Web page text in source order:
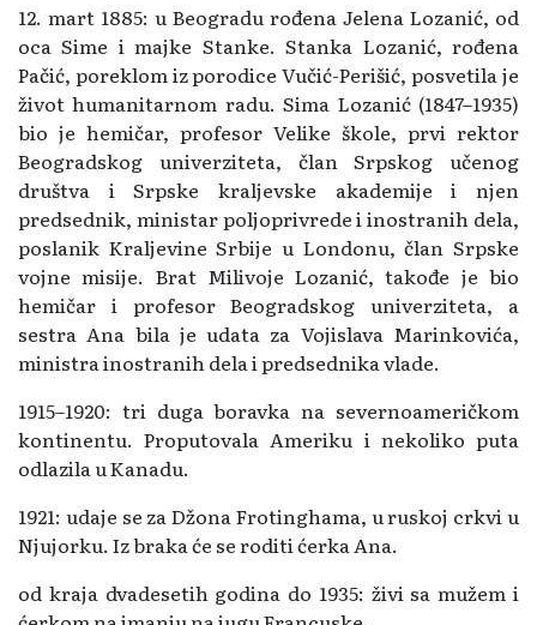
12. mart 1885: u Beogradu rođena Jelena Lozanić, od
oca Sime i majke Stanke. Stanka Lozanić, rođena
Pačić, poreklom iz porodice Vučić-Perišić, posvetila je
život humanitarnom radu. Sima Lozanić (1847–1935)
bio je hemičar, profesor Velike škole, prvi rektor
Beogradskog univerziteta, član Srpskog učenog
društva i Srpske kraljevske akademije i njen
predsednik, ministar poljoprivrede i inostranih dela,
poslanik Kraljevine Srbije u Londonu, član Srpske
vojne misije. Brat Milivoje Lozanić, takođe je bio
hemičar i profesor Beogradskog univerziteta, a
sestra Ana bila je udata za Vojislava Marinkovića,
ministra inostranih dela i predsednika vlade.
1915–1920: tri duga boravka na severnoameričkom
kontinentu. Proputovala Ameriku i nekoliko puta
odlazila u Kanadu.
1921: udaje se za Džona Frotinghama, u ruskoj crkvi u
Njujorku. Iz braka će se roditi ćerka Ana.
od kraja dvadesetih godina do 1935: živi sa mužem i